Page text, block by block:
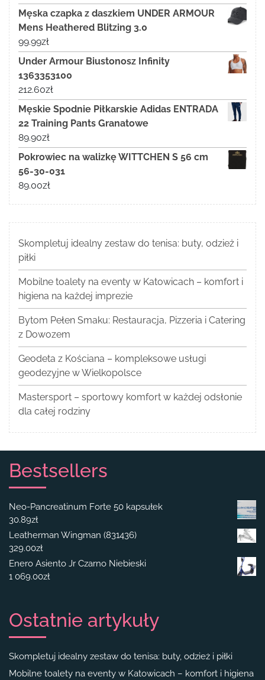
Męska czapka z daszkiem UNDER ARMOUR
Mens Heathered Blitzing 3.0
99.99zł
Under Armour Biustonosz Infinity
1363353100
212.60zł
Męskie Spodnie Piłkarskie Adidas ENTRADA
22 Training Pants Granatowe
89.90zł
Pokrowiec na walizkę WITTCHEN S 56 cm
56-30-031
89.00zł
Skompletuj idealny zestaw do tenisa: buty, odzież i
piłki
Mobilne toalety na eventy w Katowicach – komfort i
higiena na każdej imprezie
Bytom Pełen Smaku: Restauracja, Pizzeria i Catering
z Dowozem
Geodeta z Kościana – kompleksowe usługi
geodezyjne w Wielkopolsce
Mastersport – sportowy komfort w każdej odsłonie
dla całej rodziny
Bestsellers
Neo-Pancreatinum Forte 50 kapsułek
30.89zł
Leatherman Wingman (831436)
329.00zł
Enero Asiento Jr Czarno Niebieski
1 069.00zł
Ostatnie artykuły
Skompletuj idealny zestaw do tenisa: buty, odzież i piłki
Mobilne toalety na eventy w Katowicach – komfort i higiena